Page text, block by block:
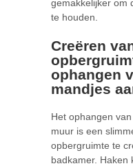
gemakkelijker om
te houden.
Creëren
ophangen
mandjes
Het ophangen
muur is een
opbergruimte te
badkamer. Haken